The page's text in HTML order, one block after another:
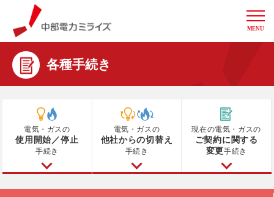
中部電力ミライズ
MENU
各種手続き
電気・ガスの
使用開始／停止
手続き
電気・ガスの
他社からの切替え
手続き
現在の電気・ガスの
ご契約に関する
変更手続き